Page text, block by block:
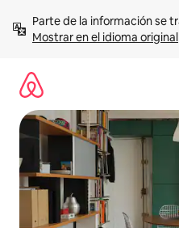
contenidoMostrar en el idioma original